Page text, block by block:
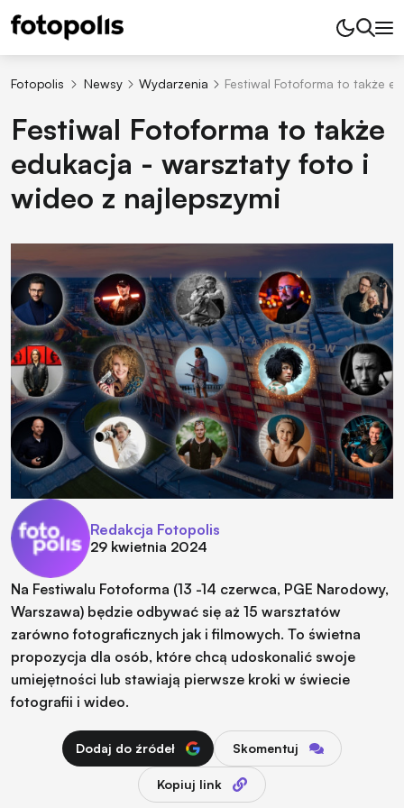
Fotopolis Newsy Wydarzenia Festiwal Fotoforma to także
Festiwal Fotoforma to także
edukacja - warsztaty foto i
wideo z najlepszymi
Redakcja Fotopolis
29 kwietnia 2024
Na Festiwalu Fotoforma (13 -14 czerwca, PGE Narodowy,
Warszawa) będzie odbywać się aż 15 warsztatów
zarówno fotograficznych jak i filmowych. To świetna
propozycja dla osób, które chcą udoskonalić swoje
umiejętności lub stawiają pierwsze kroki w świecie
fotografii i wideo.
Dodaj do źródeł Skomentuj
Kopiuj link